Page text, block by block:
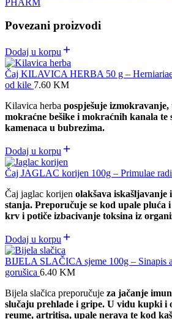
Povezani proizvodi
Dodaj u korpu
Čaj KILAVICA HERBA 50 g –
od kile 7.60 KM
Kilavica herba pospješuje
mokraćne bešike i mokraćnih kanala
kamenaca u bubrezima.
Dodaj u korpu
Čaj JAGLAC korijen 100g – Primulae
Čaj jaglac korijen olakšava iskašljavanje
stanja. Preporučuje se kod upale pluća
krv i potiče izbacivanje toksina iz
Dodaj u korpu
BIJELA SLAČICA sjeme 100g – Sinapis
gorušica 6.40 KM
Bijela slačica preporučuje za jačanje
slučaju prehlade i gripe. U vidu kupki i
reume, artritisa, upale nerava te kod